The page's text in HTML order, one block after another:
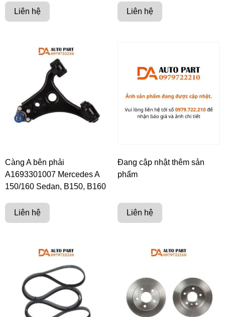
Liên hệ Liên hệ
Càng A bên phải
A1693301007 Mercedes A
150/160 Sedan, B150, B160
Liên hệ
Đang cập nhật thêm sản
phẩm
Liên hệ